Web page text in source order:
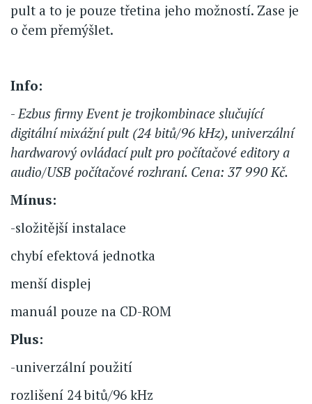
pult a to je pouze třetina jeho možností. Zase je
o čem přemýšlet.
Info:
- Ezbus firmy Event je trojkombinace slučující
digitální mixážní pult (24 bitů/96 kHz), univerzální
hardwarový ovládací pult pro počítačové editory a
audio/USB počítačové rozhraní. Cena: 37 990 Kč.
Mínus:
-složitější instalace
chybí efektová jednotka
menší displej
manuál pouze na CD-ROM
Plus:
-univerzální použití
rozlišení 24 bitů/96 kHz